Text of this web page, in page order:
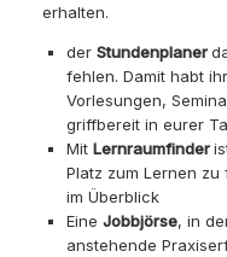
erhalten.
der Stundenplaner
fehlen. Damit habt
Vorlesungen,
griffbereit in eurer
Mit Lernraumfinder
Platz zum Lernen
im Überblick
Eine Jobbjörse, in
anstehende